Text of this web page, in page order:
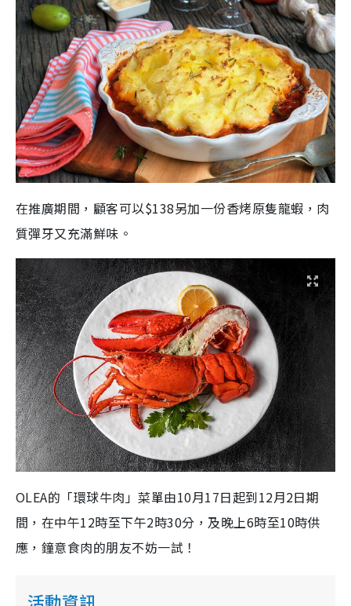
在推廣期間，顧客可以$138另加一份香烤原隻龍蝦，肉
質彈牙又充滿鮮味。
OLEA的「環球牛肉」菜單由10月17日起到12月2日期
間，在中午12時至下午2時30分，及晚上6時至10時供
應，鐘意食肉的朋友不妨一試！